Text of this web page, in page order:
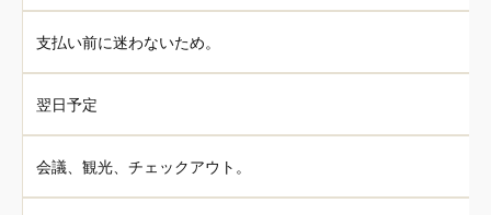
支払い前に迷わないため。
翌日予定
会議、観光、チェックアウト。